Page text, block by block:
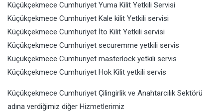
Küçükçekmece Cumhuriyet Yuma Kilit Yetkili Servisi
Küçükçekmece Cumhuriyet Kale kilit Yetkili servisi
Küçükçekmece Cumhuriyet İto Kilit Yetkili servisi
Küçükçekmece Cumhuriyet securemme yetkili servis
Küçükçekmece Cumhuriyet masterlock yetkili servis
Küçükçekmece Cumhuriyet Hok Kilit yetkili servis
Küçükçekmece Cumhuriyet Çilingirlik ve Anahtarcılık Sektörü
adına verdiğimiz diğer Hizmetlerimiz